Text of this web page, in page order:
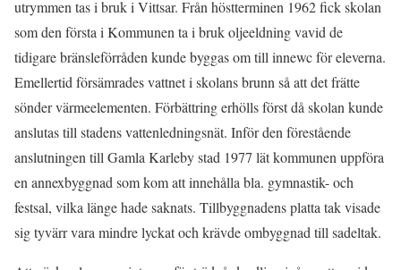
utrymmen tas i bruk i Vittsar. Från höstterminen 1962 fick skolan
som den första i Kommunen ta i bruk oljeeldning vavid de
tidigare bränsleförråden kunde byggas om till innewc för eleverna.
Emellertid försämrades vattnet i skolans brunn så att det frätte
sönder värmeelementen. Förbättring erhölls först då skolan kunde
anslutas till stadens vattenledningsnät. Inför den förestående
anslutningen till Gamla Karleby stad 1977 lät kommunen uppföra
en annexbyggnad som kom att innehålla bla. gymnastik- och
festsal, vilka länge hade saknats. Tillbyggnadens platta tak visade
sig tyvärr vara mindre lyckat och krävde ombyggnad till sadeltak.